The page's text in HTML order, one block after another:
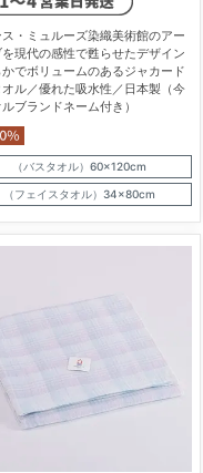
ス・ミュルーズ染織美術館のアー
を現代の感性で甦らせたデザイン
かでボリュームのあるジャカード
ル／優れた吸水性／日本製（今
ブランドネーム付き）
（バスタオル）60×120cm
（フェイスタオル）34×80cm